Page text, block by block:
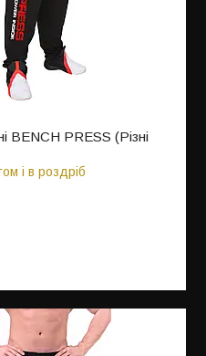
BENCH PRESS (Різні
і в роздріб